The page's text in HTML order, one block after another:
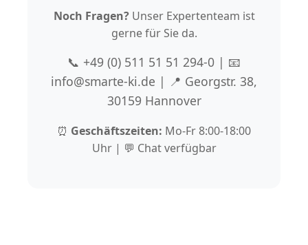
Noch Fragen?Unser Expertenteam ist
gerne für Sie da.
📞 +49 (0) 511 51 51 294-0 | 📧
info@smarte-ki.de | 📍 Georgstr. 38,
30159 Hannover
⏰ Geschäftszeiten: Mo-Fr 8:00-18:00
Uhr | 💬 Chat verfügbar